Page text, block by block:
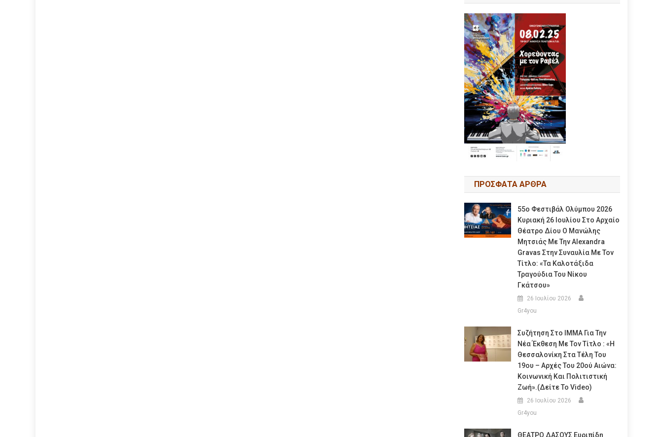
ΠΡΟΣΦΑΤΑ ΑΡΘΡΑ
55ο Φεστιβάλ Ολύμπου 2026
Κυριακή 26 Ιουλίου Στο Αρχαίο
Θέατρο Δίου Ο Μανώλης
Μητσιάς Με Την Alexandra
Gravas Στην Συναυλία Με Τον
Τίτλο: «τα Καλοτάξιδα
Τραγούδια Του Νίκου
Γκάτσου»
26 Ιουλίου 2026
Gr4you
Συζήτηση Στο ΙΜΜΑ Για Την
Νέα Έκθεση Με Τον Τίτλο : «Η
Θεσσαλονίκη Στα Τέλη Του
19ου – Αρχές Του 20ού Αιώνα:
Κοινωνική Και Πολιτιστική
Ζωή».(Δείτε Το Video)
26 Ιουλίου 2026
Gr4you
ΘΕΑΤΡΟ ΔΑΣΟΥΣ Ευριπίδη